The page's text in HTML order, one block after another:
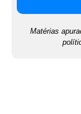
Matérias